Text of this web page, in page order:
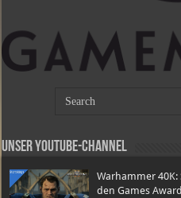
Unser Youtube-Channel
Warhammer 40K:
den Games